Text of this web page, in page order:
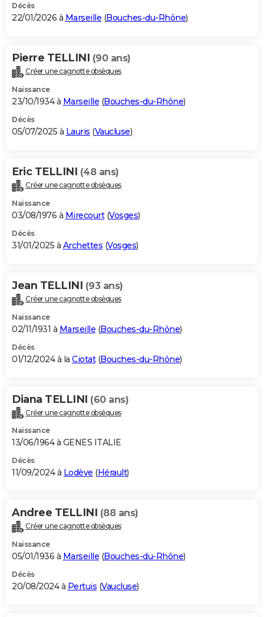
BONS PLANS
Carte de Noël
Carte Bonne année
Carte Saint-Valentin
Carte Pâques
Carte d'anniversaire
DICTIONNAIRE
Dictionnaire
Biographies
Citations
Expressions
Proverbes
PROGRAMME TV
S'inscrire
Se connecter
Lycées
Collèges
Primaires
Universités
Entreprises
Service militaire
Avis de recherche
AVIS DE DÉCÈS
Bricolage
Lifestyle
Culture
Sport
Auto
Television
Voyage
Cinema
Décès
22/01/2026 à Marseille (Bouches-du-Rhône)
Pierre TELLINI (90 ans)
Créer une cagnotte obsèques
Naissance
23/10/1934 à Marseille (Bouches-du-Rhône)
Décès
05/07/2025 à Lauris (Vaucluse)
Eric TELLINI (48 ans)
Créer une cagnotte obsèques
Naissance
03/08/1976 à Mirecourt(Vosges)
Décès
31/01/2025 à Archettes (Vosges)
Jean TELLINI (93 ans)
Créer une cagnotte obsèques
Naissance
02/11/1931 à Marseille (Bouches-du-Rhône)
Décès
01/12/2024 à la Ciotat(Bouches-du-Rhône)
Diana TELLINI (60 ans)
Créer une cagnotte obsèques
Naissance
13/06/1964 à GENES ITALIE
Décès
11/09/2024 à Lodève (Hérault)
Andree TELLINI (88 ans)
Créer une cagnotte obsèques
Naissance
05/01/1936 à Marseille (Bouches-du-Rhône)
Décès
20/08/2024 à Pertuis (Vaucluse)